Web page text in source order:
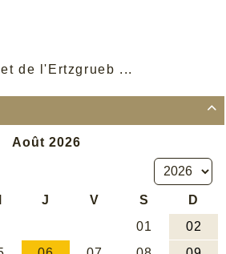
de l'Ertzgrueb ...
